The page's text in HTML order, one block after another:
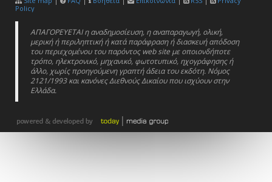
Policy
ΑΠΑΓΟΡΕΥΕΤΑΙ η αναδημοσίευση, η αναπαραγωγή, ολική,
μερική ή περιληπτική ή κατά παράφραση ή διασκευή απόδοση
του περιεχομένου του παρόντος web site με οποιονδήποτε
τρόπο, ηλεκτρονικό, μηχανικό, φωτοτυπικό, ηχογράφησης ή
άλλο, χωρίς προηγούμενη γραπτή άδεια του εκδότη. Νόμος
2121/1993 και κανόνες Διεθνούς Δικαίου που ισχύουν στην
Ελλάδα.